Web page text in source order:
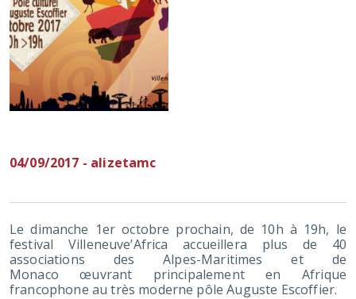
04/09/2017 - alizetamc
Le dimanche 1er octobre prochain, de 10h à 19h, le
festival Villeneuve’Africa accueillera plus de 40
associations des Alpes-Maritimes et de
Monaco œuvrant principalement en Afrique
francophone au très moderne pôle Auguste Escoffier.